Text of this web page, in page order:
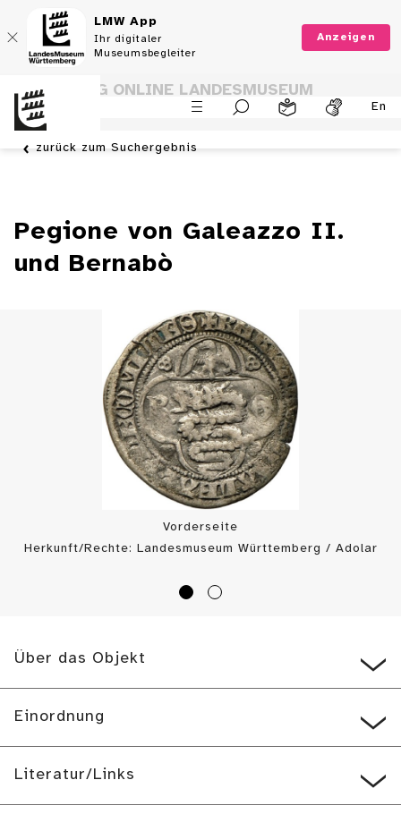
LMW App
Ihr digitaler
Museumsbegleiter
Anzeigen
En
SAMMLUNG ONLINE LANDESMUSEUM
WÜRTTEMBERG
zurück zum Suchergebnis
Pegione von Galeazzo II.
und Bernabò
Vorderseite
Herkunft/Rechte: Landesmuseum Württemberg / Adolar
Über das Objekt
Einordnung
Literatur/Links